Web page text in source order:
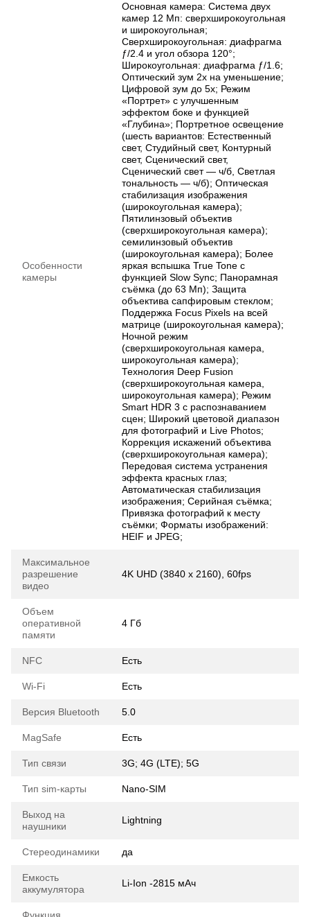
Особенности
камеры
Основная камера: Система двух
камер 12 Мп: сверхширокоугольная
и широкоугольная;
Сверхширокоугольная: диафрагма
ƒ/2.4 и угол обзора 120°;
Широкоугольная: диафрагма ƒ/1.6;
Оптический зум 2x на уменьшение;
Цифровой зум до 5x; Режим
«Портрет» с улучшенным
эффектом боке и функцией
«Глубина»; Портретное освещение
(шесть вариантов: Естественный
свет, Студийный свет, Контурный
свет, Сценический свет,
Сценический свет — ч/б, Светлая
тональность — ч/б); Оптическая
стабилизация изображения
(широкоугольная камера);
Пятилинзовый объектив
(сверхширокоугольная камера);
семилинзовый объектив
(широкоугольная камера); Более
яркая вспышка True Tone с
функцией Slow Sync; Панорамная
съёмка (до 63 Мп); Защита
объектива сапфировым стеклом;
Поддержка Focus Pixels на всей
матрице (широкоугольная камера);
Ночной режим
(сверхширокоугольная камера,
широкоугольная камера);
Технология Deep Fusion
(сверхширокоугольная камера,
широкоугольная камера); Режим
Smart HDR 3 с распознаванием
сцен; Широкий цветовой диапазон
для фотографий и Live Photos;
Коррекция искажений объектива
(сверхширокоугольная камера);
Передовая система устранения
эффекта красных глаз;
Автоматическая стабилизация
изображения; Серийная съёмка;
Привязка фотографий к месту
съёмки; Форматы изображений:
HEIF и JPEG;
Максимальное
разрешение
видео
4K UHD (3840 x 2160), 60fps
Объем
оперативной
памяти
4 Гб
NFC Есть
Wi-Fi Есть
Версия Bluetooth 5.0
MagSafe Есть
Тип связи 3G; 4G (LTE); 5G
Тип sim-карты Nano-SIM
Выход на
наушники
Lightning
Стереодинамики да
Емкость
аккумулятора
Li-Ion -2815 мАч